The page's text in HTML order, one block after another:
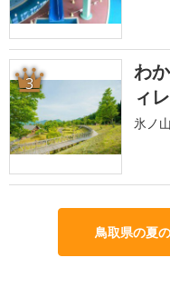
3
わ
ィ
氷ノ
鳥取県の夏